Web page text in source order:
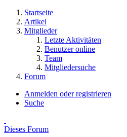
Startseite
Artikel
Mitglieder
Letzte Aktivitäten
Benutzer online
Team
Mitgliedersuche
Forum
Anmelden oder registrieren
Suche
Dieses Forum